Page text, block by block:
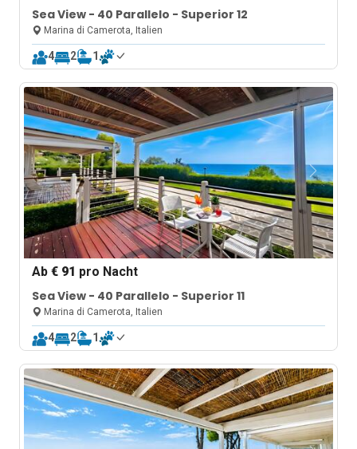
Sea View - 40 Parallelo - Superior 12
Marina di Camerota, Italien
4 2 1
Ab€ 91 pro Nacht
Sea View - 40 Parallelo - Superior 11
Marina di Camerota, Italien
4 2 1